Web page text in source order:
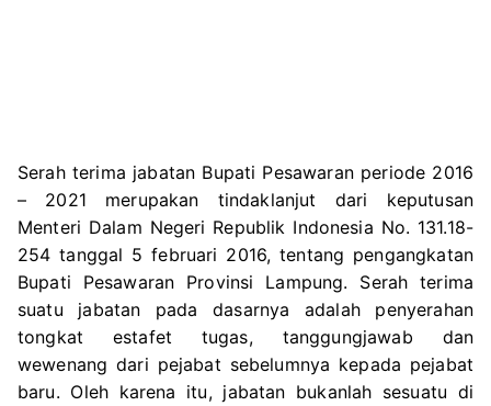
Serah terima jabatan Bupati Pesawaran periode 2016
– 2021 merupakan tindaklanjut dari keputusan
Menteri Dalam Negeri Republik Indonesia No. 131.18-
254 tanggal 5 februari 2016, tentang pengangkatan
Bupati Pesawaran Provinsi Lampung. Serah terima
suatu jabatan pada dasarnya adalah penyerahan
tongkat estafet tugas, tanggungjawab dan
wewenang dari pejabat sebelumnya kepada pejabat
baru. Oleh karena itu, jabatan bukanlah sesuatu di